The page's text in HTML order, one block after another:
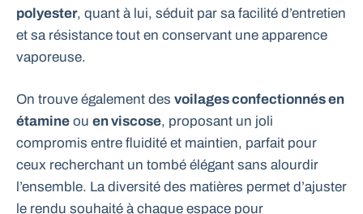
polyester, quant à lui, séduit par sa facilité d’entretien
et sa résistance tout en conservant une apparence
vaporeuse.
On trouve également des voilages confectionnés en
étamine ou en viscose, proposant un joli
compromis entre fluidité et maintien, parfait pour
ceux recherchant un tombé élégant sans alourdir
l’ensemble. La diversité des matières permet d’ajuster
le rendu souhaité à chaque espace pour